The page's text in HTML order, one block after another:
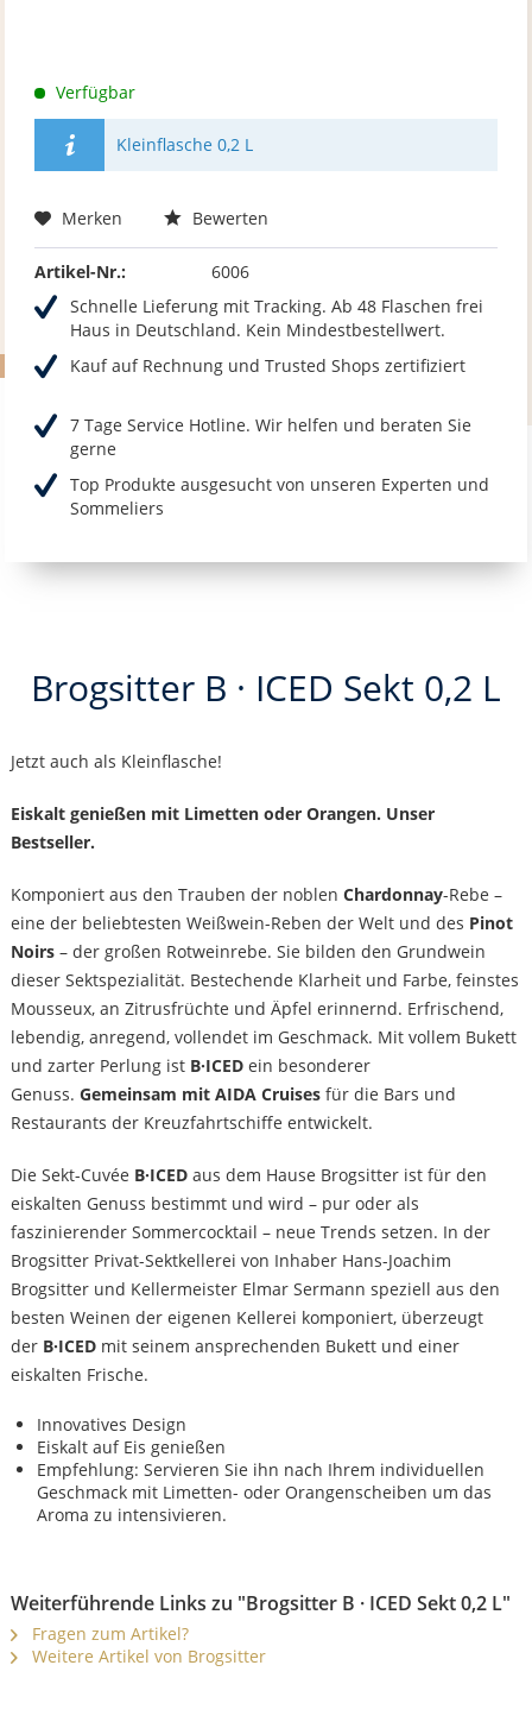
Verfügbar
Kleinflasche 0,2 L
Merken Bewerten
Artikel-Nr.:
6006
Schnelle Lieferung mit Tracking. Ab 48 Flaschen frei
Haus in Deutschland. Kein Mindestbestellwert.
Kauf auf Rechnung und Trusted Shops zertifiziert
7 Tage Service Hotline. Wir helfen und beraten Sie
gerne
Top Produkte ausgesucht von unseren Experten und
Sommeliers
Brogsitter B · ICED Sekt 0,2 L
Jetzt auch als Kleinflasche!
Eiskalt genießen mit Limetten oder Orangen. Unser
Bestseller.
Komponiert aus den Trauben der noblen Chardonnay-Rebe –
eine der beliebtesten Weißwein-Reben der Welt und des Pinot
Noirs– der großen Rotweinrebe. Sie bilden den Grundwein
dieser Sektspezialität. Bestechende Klarheit und Farbe, feinstes
Mousseux, an Zitrusfrüchte und Äpfel erinnernd. Erfrischend,
lebendig, anregend, vollendet im Geschmack. Mit vollem Bukett
und zarter Perlung ist B·ICEDein besonderer
Genuss. Gemeinsam mit AIDA Cruisesfür die Bars und
Restaurants der Kreuzfahrtschiffe entwickelt.
Die Sekt-Cuvée B·ICEDaus dem Hause Brogsitter ist für den
eiskalten Genuss bestimmt und wird – pur oder als
faszinierender Sommercocktail – neue Trends setzen. In der
Brogsitter Privat-Sektkellerei von Inhaber Hans-Joachim
Brogsitter und Kellermeister Elmar Sermann speziell aus den
besten Weinen der eigenen Kellerei komponiert, überzeugt
der B·ICEDmit seinem ansprechenden Bukett und einer
eiskalten Frische.
Innovatives Design
Eiskalt auf Eis genießen
Empfehlung: Servieren Sie ihn nach Ihrem individuellen
Geschmack mit Limetten- oder Orangenscheiben um das
Aroma zu intensivieren.
Weiterführende Links zu "Brogsitter B · ICED Sekt 0,2 L"
Fragen zum Artikel?
Weitere Artikel von Brogsitter